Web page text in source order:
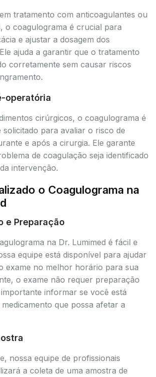
tratamento com anticoagulantes ou
o coagulograma é crucial para
e ajustar a dosagem dos
ajuda a garantir que o tratamento
corretamente sem causar riscos
operatória
cirúrgicos, o coagulograma é
para avaliar o risco de
e após a cirurgia. Ele garante
de coagulação seja identificado
intervenção.
o Coagulograma na
e Preparação
na Dr. Lumimed é fácil e
equipe está disponível para ajudar
exame no melhor horário para sua
o exame não requer preparação
informar se você está
que possa afetar a
nossa equipe de profissionais
a coleta de uma amostra de